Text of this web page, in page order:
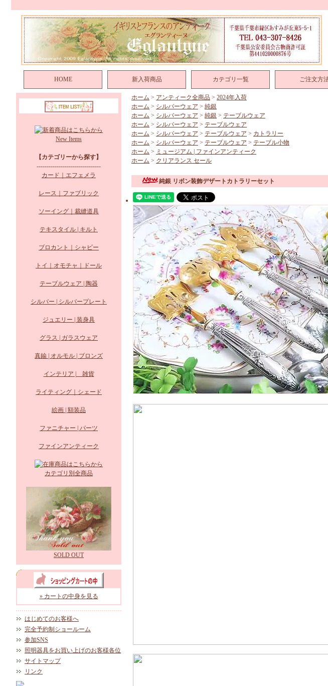
HOME 新入荷商品 カテゴリ一覧 ご注文方
New Items
【カテゴリーから探す】
--------------------------------
カード｜エフェメラ
レース｜ファブリック
ソーイング｜裁縫道具
テキスタイル | キルト
ブロカント｜シャビー
トイ｜オモチャ｜ドール
テーブルウェア | 陶器
シルバー | シルバープレート
ジュエリー | 装身具
グラス | ガラスウェア
真鍮 | オルモル | ブロンズ
インテリア | 雑貨
ライティング｜シェード
絵画 | 額装品
ファニチャー | パーツ
ファインアンティーク
カテゴリ別全商品
SOLD OUT
» カートの中身を見る
はじめてのお客様へ
完全予約制ショールーム
参加SNS
照明器具をお買い上げのお客様各位
サイトマップ
リンク
ホーム > アンティーク全商品 > 2024年入荷
ホーム > シルバーウェア > 純銀
ホーム > シルバーウェア > 純銀 > テーブルウェア
ホーム > シルバーウェア > テーブルウェア
ホーム > シルバーウェア > テーブルウェア > カトラリー
ホーム > シルバーウェア > テーブルウェア > テーブル小物
ホーム > ミュージアム | ファインアンティーク
ホーム > クリアランス セール
純銀 リボン装飾デザートカトラリーセット